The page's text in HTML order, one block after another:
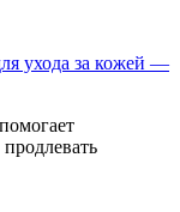
ухода за кожей —